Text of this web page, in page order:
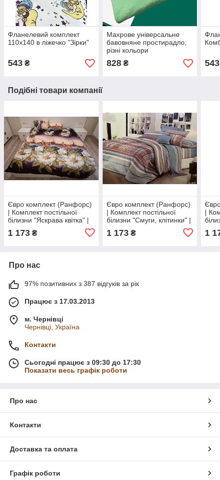
Фланелевий комплект
110х140 в ліжечко "Зірки"
543 ₴
Махрове універсальне
бавовняне простирадло,
різні кольори
828₴ 543
Подібні товари компанії
Євро комплект (Ранфорс)
| Комплект постільної
білизни "Яскрава квітка" |
Простирадло 237х217 см
1 173 ₴
Євро комплект (Ранфорс)
| Комплект постільної
білизни "Смуги, клітинки" |
Простирадло 237х217 см
1 173₴
|
1
Про нас
97% позитивних з 387 відгуків за рік
Працює з 17.03.2013
м. Чернівці
Чернівці, Україна
Контакти
Сьогодні працює з 09:30 до 17:30
Показати весь графік роботи
Про нас
Контакти
Доставка та оплата
Графік роботи